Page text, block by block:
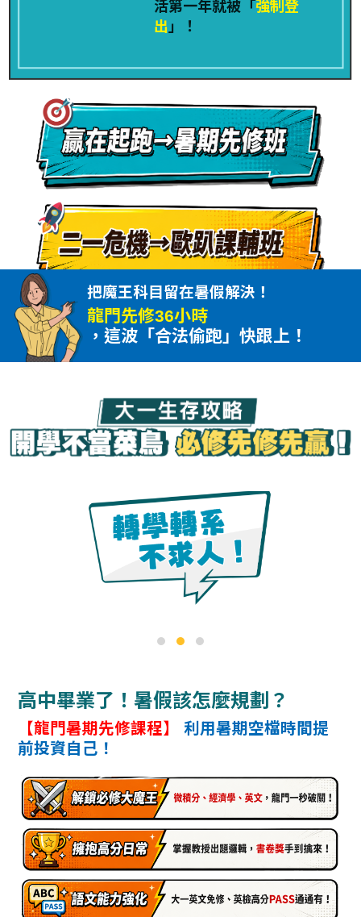
活第一年就被「強制登
出 」！
把魔王科目留在暑假解決！
龍門先修36小時
，這波「合法偷跑」快跟上！
高中畢業了！暑假該怎麼規劃？
【龍門暑期先修課程】
利用暑期空檔時間提
前投資自己！